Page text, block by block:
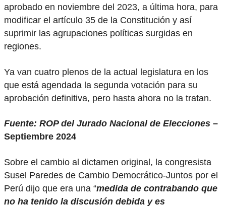
aprobado en noviembre del 2023, a última hora, para
modificar el artículo 35 de la Constitución y así
suprimir las agrupaciones políticas surgidas en
regiones.
Ya van cuatro plenos de la actual legislatura en los
que está agendada la segunda votación para su
aprobación definitiva, pero hasta ahora no la tratan.
Fuente: ROP del Jurado Nacional de Elecciones –
Septiembre 2024
Sobre el cambio al dictamen original, la congresista
Susel Paredes de Cambio Democrático-Juntos por el
Perú dijo que era una “medida de contrabando que
no ha tenido la discusión debida y es